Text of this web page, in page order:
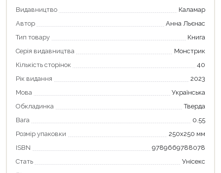
Видавництво
Каламар
Автор
Анна Льєнас
Тип товару
Книга
Серія видавництва
Монстрик
Кількість сторінок
40
Рік видання
2023
Мова
Українська
Обкладинка
Тверда
Вага
0.55
Розмір упаковки
250х250 мм
ISBN
9789669788078
Стать
Унісекс
Продовжити покупки
Оформити замовлення